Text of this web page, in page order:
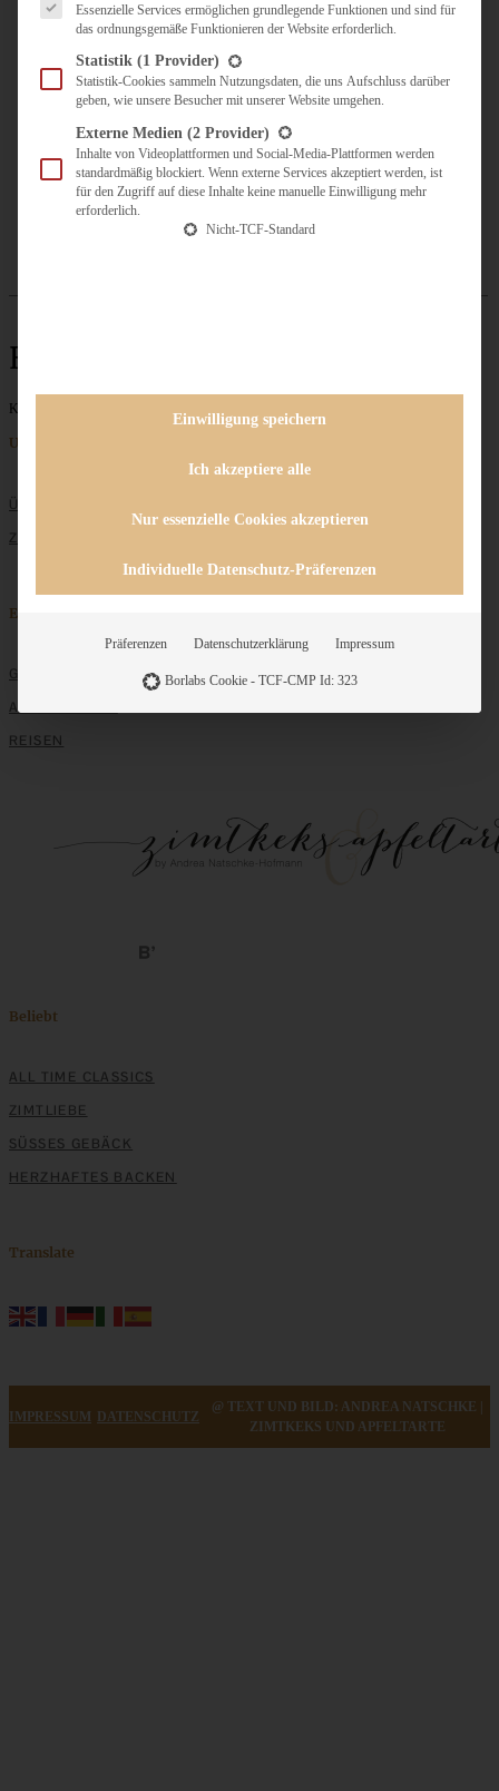
UNTERWEGS
KULINARISCH UNTERWEGS
ÜBER MICH
ZUSAMMENARBEIT
Hoteltipp
Keine Beiträge gefunden
Unternehmen
ÜBER MICH
ZUSAMMENARBEIT
Entdecken
GRUNDLAGEN
ALLE REZEPTE
REISEN
Beliebt
ALL TIME CLASSICS
ZIMTLIEBE
SÜSSES GEBÄCK
HERZHAFTES BACKEN
Translate
IMPRESSUM DATENSCHUTZ
@ TEXT UND BILD: ANDREA NATSCHKE |
ZIMTKEKS UND APFELTARTE
Essenzielle Services ermöglichen grundlegende Funktionen und sind für
das ordnungsgemäße Funktionieren der Website erforderlich.
Statistik (1 Provider)
Statistik-Cookies sammeln Nutzungsdaten, die uns Aufschluss darüber
geben, wie unsere Besucher mit unserer Website umgehen.
Externe Medien (2 Provider)
Inhalte von Videoplattformen und Social-Media-Plattformen werden
standardmäßig blockiert. Wenn externe Services akzeptiert werden, ist
für den Zugriff auf diese Inhalte keine manuelle Einwilligung mehr
erforderlich.
Nicht-TCF-Standard
Einwilligung speichern
Ich akzeptiere alle
Nur essenzielle Cookies akzeptieren
Individuelle Datenschutz-Präferenzen
Präferenzen Datenschutzerklärung Impressum
Borlabs Cookie - TCF-CMP Id: 323